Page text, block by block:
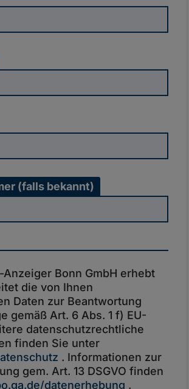
(falls bekannt)
Anzeiger Bonn GmbH erhebt
die von Ihnen
Daten zur Beantwortung
gemäß Art. 6 Abs. 1 f) EU-
datenschutzrechtliche
finden Sie unter
. Informationen zur
gem. Art. 13 DSGVO finden
datenerhebung .